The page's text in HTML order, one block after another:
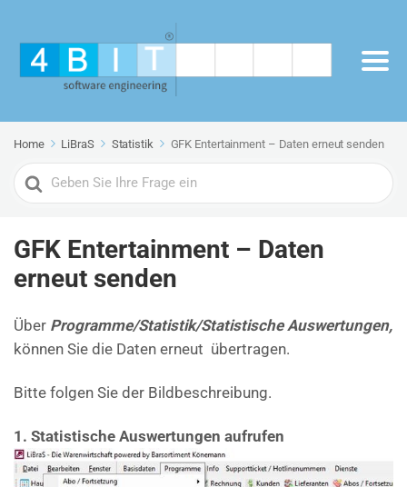
Home LiBraS Statistik GFK Entertainment – Daten erneut senden
Search
For
GFK Entertainment – Daten
erneut senden
Über Programme/Statistik/Statistische Auswertungen,
können Sie die Daten erneut übertragen.
Bitte folgen Sie der Bildbeschreibung.
1. Statistische Auswertungen aufrufen